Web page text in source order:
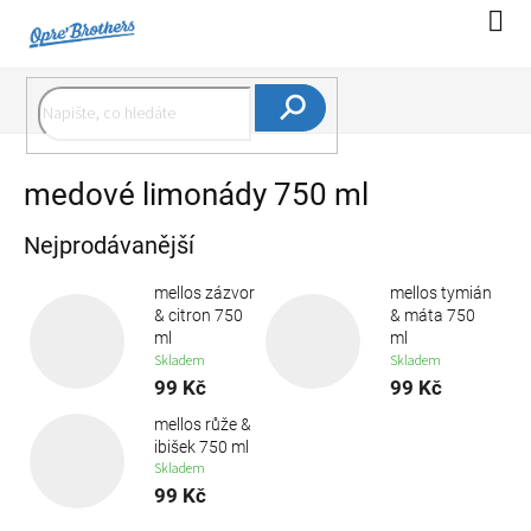
obsah
medové limonády 750 ml
Nejprodávanější
mellos zázvor
& citron 750
ml
Skladem
99 Kč
mellos tymián
& máta 750
ml
Skladem
99 Kč
mellos růže &
ibišek 750 ml
Skladem
99 Kč